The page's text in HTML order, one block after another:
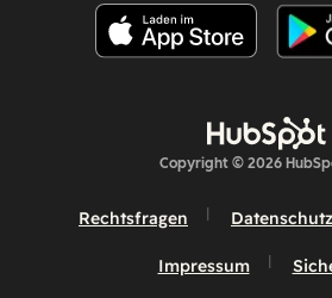
Copyright © 2026
Rechtsfragen
Impressum